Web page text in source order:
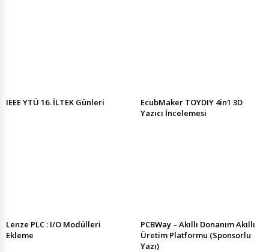
IEEE YTÜ 16. İLTEK Günleri
EcubMaker TOYDIY 4in1 3D
Yazıcı İncelemesi
Lenze PLC : I/O Modülleri
Ekleme
PCBWay – Akıllı Donanım Akıllı
Üretim Platformu (Sponsorlu
Yazı)